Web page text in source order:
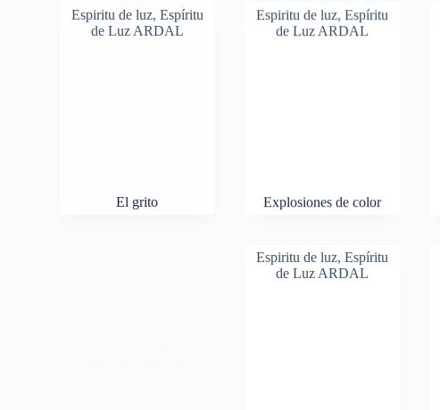
Espiritu de luz, Espíritu
de Luz ARDAL
El grito
Espiritu de luz,Espíritu
de Luz ARDAL
Explosiones de color
Espiritu de luz,Espíritu
de Luz ARDAL